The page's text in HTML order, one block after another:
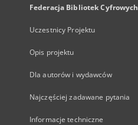
Federacja Bibliotek Cyfrowych
Uczestnicy Projektu
Opis projektu
Dla autorów i wydawców
Najczęściej zadawane pytania
Informacje techniczne